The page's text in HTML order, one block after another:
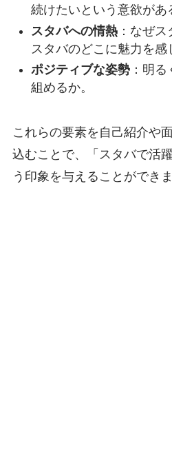
続けたいという意欲があ
スタバへの情熱：なぜス
スタバのどこに魅力を感
ポジティブな姿勢：明る
組めるか。
これらの要素を自己紹介や
込むことで、「スタバで活
う印象を与えることができま